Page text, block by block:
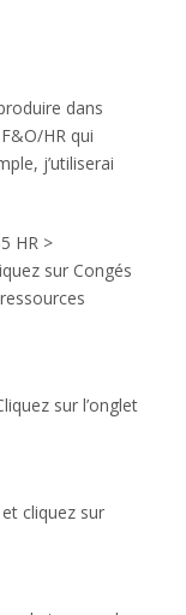
dans
HR qui
j’utiliserai
HR >
sur Congés
sur l’onglet
cliquez sur